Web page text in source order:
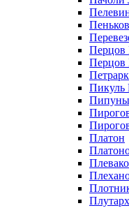
Перцов
Перцов
Пикуль
Платон
Плутарх